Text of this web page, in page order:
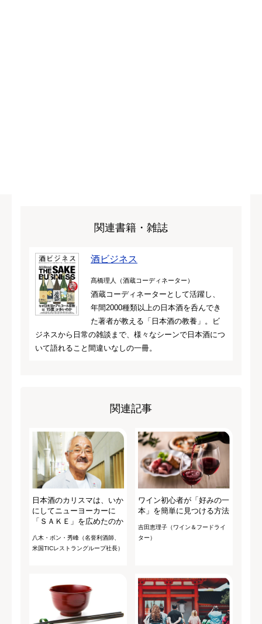
関連書籍・雑誌
酒ビジネス
髙橋理人（酒蔵コーディネーター）
酒蔵コーディネーターとして活躍し、
年間2000種類以上の日本酒を呑んでき
た著者が教える「日本酒の教養」。ビ
ジネスから日常の雑談まで、様々なシーンで日本酒につ
いて語れること間違いなしの一冊。
関連記事
日本酒のカリスマは、いか
にしてニューヨーカーに
「ＳＡＫＥ」を広めたのか
八木・ボン・秀峰（名誉利酒師、
米国TICレストラングループ社長）
ワイン初心者が「好みの一
本」を簡単に見つける方法
吉田恵理子（ワイン＆フードライ
ター）